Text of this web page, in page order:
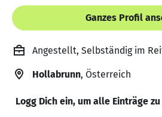
Ganzes Profil
Angestellt, Selbständig im
Hollabrunn, Österreich
Logg Dich ein, um alle Einträge